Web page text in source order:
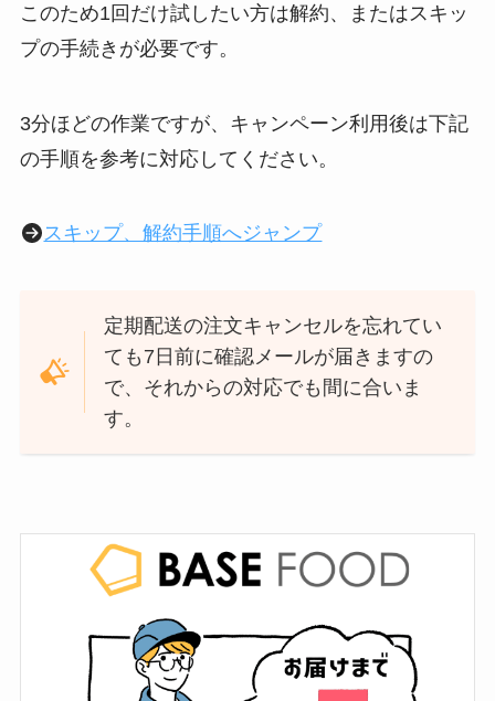
このため1回だけ試したい方は解約、またはスキッ
プの手続きが必要です。
3分ほどの作業ですが、キャンペーン利用後は下記
の手順を参考に対応してください。
スキップ、解約手順へジャンプ
定期配送の注文キャンセルを忘れてい
ても7日前に確認メールが届きますの
で、それからの対応でも間に合いま
す。